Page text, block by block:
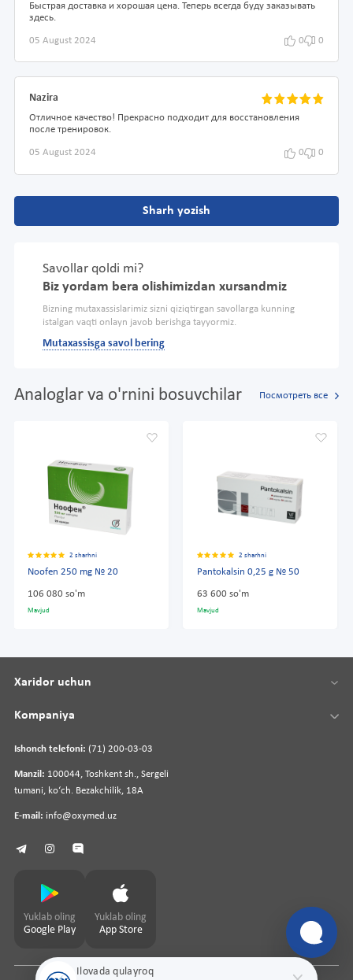
Быстрая доставка и хорошая цена. Теперь всегда буду заказывать
здесь.
05 August 2024 0 0
Nazira
Отличное качество! Прекрасно подходит для восстановления
после тренировок.
05 August 2024 0 0
Sharh yozish
Savollar qoldi mi?
Biz yordam bera olishimizdan xursandmiz
Bizning mutaxassislarimiz sizni qiziqtirgan savollarga kunning
istalgan vaqti onlayn javob berishga tayyormiz.
Mutaxassisga savol bering
Analoglar va o'rnini bosuvchilar Посмотреть все
2 sharhni
Noofen 250 mg № 20
106 080 so'm
Mavjud
2 sharhni
Pantokalsin 0,25 g № 50
63 600 so'm
Mavjud
Ilovada qulayroq
Ishonch telefoni: (71) 200-03-03
Manzil: 100044, Toshkent sh., Sergeli
tumani, koʻch. Bezakchilik, 18A
E-mail: info@oxymed.uz
Xaridor uchun
Kompaniya
Yuklab oling
Google Play
Yuklab oling
App Store